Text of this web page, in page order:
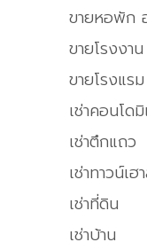
ขายหอพัก
ขายโรงงาน
ขายโรงแรม
เช่าคอนโด
เช่าตึกแถว
เช่าทาวน์เฮ
เช่าที่ดิน
เช่าบ้าน